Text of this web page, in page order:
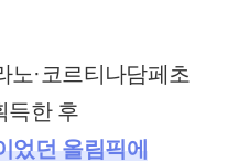
노·코르티나담페초
득한 후
었던 올림픽에